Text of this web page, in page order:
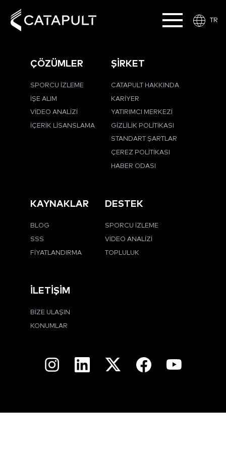
TR
ÇÖZÜMLER
SPORCU İZLEME
İŞE ALIM
VIDEO ANALIZI
İÇERIK LISANSLAMA
ŞİRKET
CATAPULT HAKKINDA
KARIYER
YATIRIMCI MERKEZI
GIZLILIK POLITIKASI
STANDART ŞARTLAR
ÇEREZ POLITIKASI
HABER ODASI
KAYNAKLAR
BLOG
SSS
FIYATLANDIRMA
DESTEK
SPORCU İZLEME
VIDEO ANALIZI
TOPLULUK
İLETIŞIM
BIZE ULAŞIN
KONUMLAR